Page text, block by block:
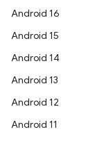
Android 16
Android 15
Android 14
Android 13
Android 12
Android 11